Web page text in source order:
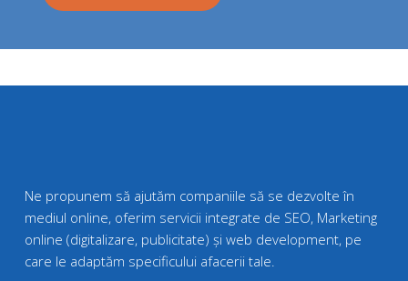
Ne propunem să ajutăm companiile să se dezvolte în
mediul online, oferim servicii integrate de SEO, Marketing
online (digitalizare, publicitate) și web development, pe
care le adaptăm specificului afacerii tale.